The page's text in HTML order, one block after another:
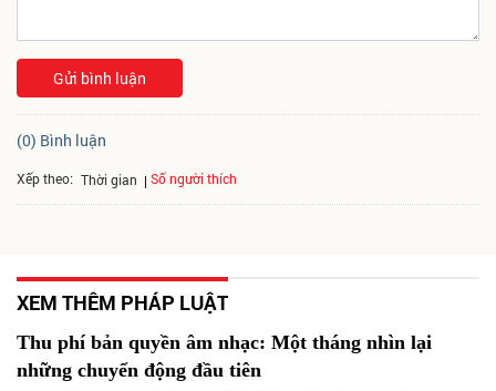
Gửi bình luận
(0) Bình luận
Xếp theo: Thời gian Số người thích
XEM THÊM PHÁP LUẬT
Thu phí bản quyền âm nhạc: Một tháng nhìn lại
những chuyển động đầu tiên